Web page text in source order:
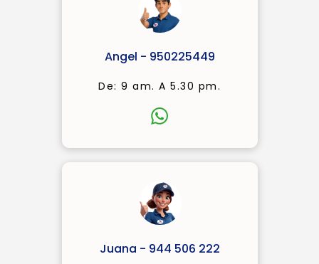
Angel - 950225449
De: 9 am. A 5.30 pm.
Juana - 944 506 222